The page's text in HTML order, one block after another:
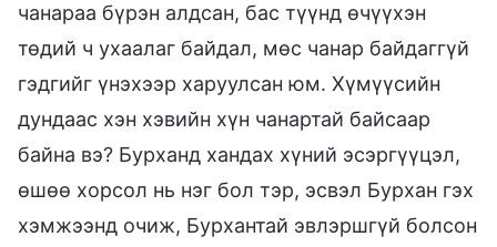
чанараа бүрэн алдсан, бас түүнд өчүүхэн
төдий ч ухаалаг байдал, мөс чанар байдаггүй
гэдгийг үнэхээр харуулсан юм. Хүмүүсийн
дундаас хэн хэвийн хүн чанартай байсаар
байна вэ? Бурханд хандах хүний эсэргүүцэл,
өшөө хорсол нь нэг бол тэр, эсвэл Бурхан гэх
хэмжээнд очиж, Бурхантай эвлэршгүй болсон